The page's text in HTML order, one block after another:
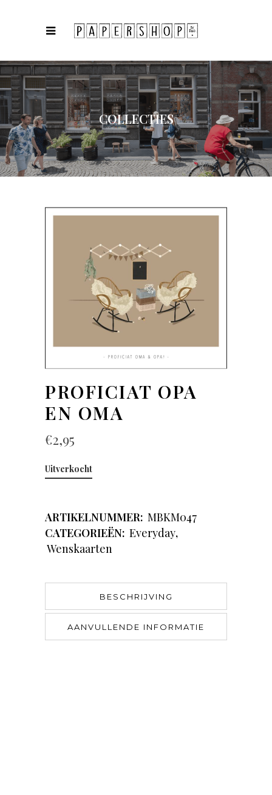
COLLECTIES
PROFICIAT OPA
EN OMA
€2,95
Uitverkocht
ARTIKELNUMMER: MBKM047
CATEGORIEËN: Everyday,
Wenskaarten
BESCHRIJVING
AANVULLENDE INFORMATIE